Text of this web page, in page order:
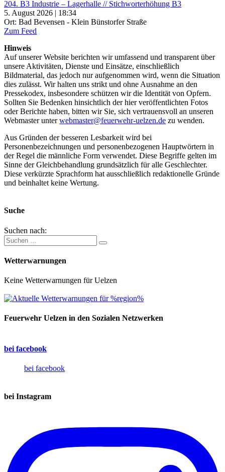
204. B3 Industrie – Lagerhalle // Stichworterhöhung B3
5. August 2026 | 18:34
Ort: Bad Bevensen - Klein Bünstorfer Straße
Zum Feed
Hinweis
Auf unserer Website berichten wir umfassend und transparent über
unsere Aktivitäten, Dienste und Einsätze, einschließlich
Bildmaterial, das jedoch nur aufgenommen wird, wenn die Situation
dies zulässt. Wir halten uns strikt und ohne Ausnahme an den
Pressekodex, insbesondere schützen wir die Identität von Opfern.
Sollten Sie Bedenken hinsichtlich der hier veröffentlichten Fotos
oder Berichte haben, bitten wir Sie, sich vertrauensvoll an unseren
Webmaster unterwebmaster@feuerwehr-uelzen.de zu wenden.
Aus Gründen der besseren Lesbarkeit wird bei
Personenbezeichnungen und personenbezogenen Hauptwörtern in
der Regel die männliche Form verwendet. Diese Begriffe gelten im
Sinne der Gleichbehandlung grundsätzlich für alle Geschlechter.
Diese verkürzte Sprachform hat ausschließlich redaktionelle Gründe
und beinhaltet keine Wertung.
Suche
Suchen nach:
Wetterwarnungen
Keine Wetterwarnungen für Uelzen
Feuerwehr Uelzen in den Sozialen Netzwerken
bei facebook
bei facebook
bei Instagram